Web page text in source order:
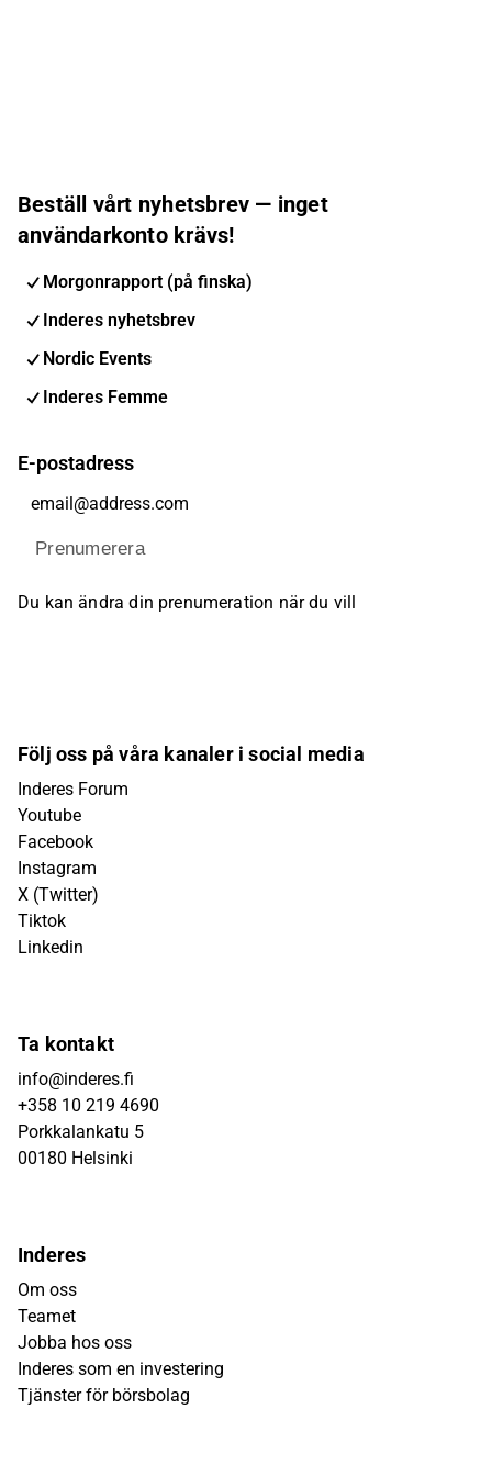
Beställ vårt nyhetsbrev — inget
användarkonto krävs!
Morgonrapport (på finska)
Inderes nyhetsbrev
Nordic Events
Inderes Femme
E-postadress
Prenumerera
Du kan ändra din prenumeration när du vill
Följ oss på våra kanaler i social media
Inderes Forum
Youtube
Facebook
Instagram
X (Twitter)
Tiktok
Linkedin
Ta kontakt
info@inderes.fi
+358 10 219 4690
Porkkalankatu 5
00180 Helsinki
Inderes
Om oss
Teamet
Jobba hos oss
Inderes som en investering
Tjänster för börsbolag